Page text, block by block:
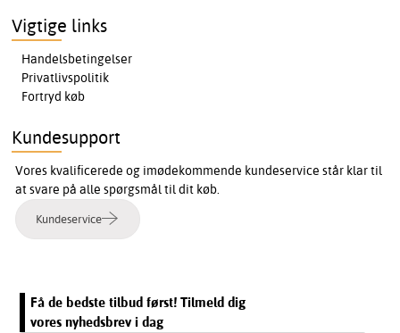
Vigtige links
Handelsbetingelser
Privatlivspolitik
Fortryd køb
Kundesupport
Vores kvalificerede og imødekommende kundeservice står klar til
at svare på alle spørgsmål til dit køb.
Kundeservice
Få de bedste tilbud først! Tilmeld dig
vores nyhedsbrev i dag